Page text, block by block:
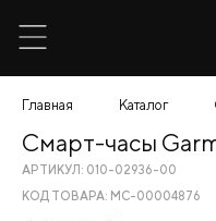
Главная Каталог
Смарт-часы
АРТИКУЛ: 010-02936-00
КОД ТОВАРА: МС-00004876